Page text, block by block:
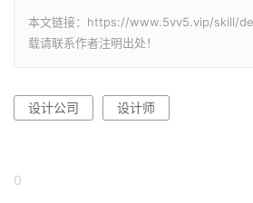
本文链接：https://www.5vv5.vip/skill/
载请联系作者注明出处！
设计公司 设计师
0